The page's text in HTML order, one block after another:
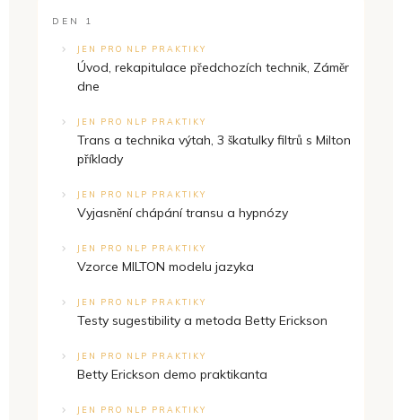
DEN 1
JEN PRO NLP PRAKTIKY
Úvod, rekapitulace předchozích technik, Záměr
dne
JEN PRO NLP PRAKTIKY
Trans a technika výtah, 3 škatulky filtrů s Milton
příklady
JEN PRO NLP PRAKTIKY
Vyjasnění chápání transu a hypnózy
JEN PRO NLP PRAKTIKY
Vzorce MILTON modelu jazyka
JEN PRO NLP PRAKTIKY
Testy sugestibility a metoda Betty Erickson
JEN PRO NLP PRAKTIKY
Betty Erickson demo praktikanta
JEN PRO NLP PRAKTIKY